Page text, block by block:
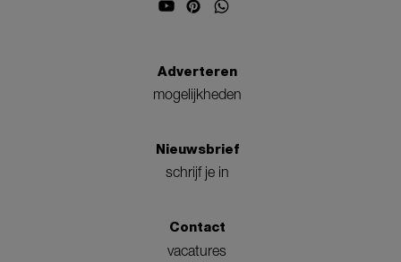
Adverteren
mogelijkheden
Nieuwsbrief
schrijf je in
Contact
vacatures